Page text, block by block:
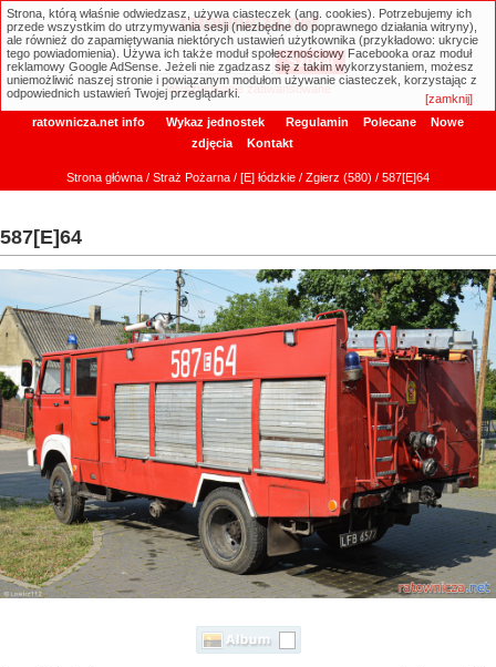
ratownicza.net
Wyszukiwanie zaawansowane
ratownicza.net info Wykaz jednostek Regulamin Polecane
Nowe
zdjęcia
Kontakt
Strona główna / Straż Pożarna / [E] łódzkie / Zgierz (580) / 587[E]64
587[E]64
Strona, którą właśnie odwiedzasz, używa ciasteczek (ang. cookies). Potrzebujemy ich
przede wszystkim do utrzymywania sesji (niezbędne do poprawnego działania witryny),
ale również do zapamiętywania niektórych ustawień użytkownika (przykładowo: ukrycie
tego powiadomienia). Używa ich także moduł społecznościowy Facebooka oraz moduł
reklamowy Google AdSense. Jeżeli nie zgadzasz się z takim wykorzystaniem, możesz
uniemożliwić naszej stronie i powiązanym modułom używanie ciasteczek, korzystając z
odpowiednich ustawień Twojej przeglądarki.
[zamknij]